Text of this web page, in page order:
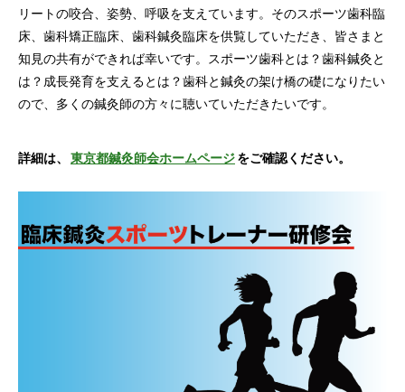
リートの咬合、姿勢、呼吸を支えています。そのスポーツ歯科臨
床、歯科矯正臨床、歯科鍼灸臨床を供覧していただき、皆さまと
知見の共有ができれば幸いです。スポーツ歯科とは？歯科鍼灸と
は？成長発育を支えるとは？歯科と鍼灸の架け橋の礎になりたい
ので、多くの鍼灸師の方々に聴いていただきたいです。
詳細は、 東京都鍼灸師会ホームページをご確認ください。